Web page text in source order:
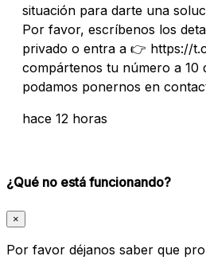
situación para darte una
Por favor, escríbenos los
privado o entra a 👉 https://
compártenos tu número a 10
podamos ponernos en
hace 12 horas
¿Qué no está funcionando?
×
Por favor déjanos saber que